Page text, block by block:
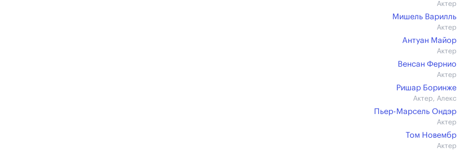
Актер
Мишель Варилль
Актер
Антуан Майор
Актер
Венсан Фернио
Актер
Ришар Боринже
Актер, Алекс
Пьер-Марсель Ондэр
Актер
Том Новембр
Актер